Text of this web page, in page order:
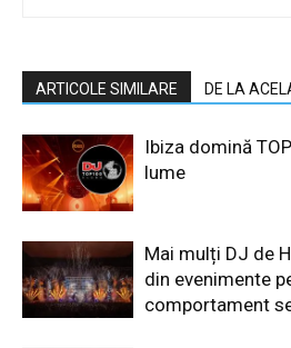
ARTICOLE SIMILARE DE LA
Ibiza domină
lume
Mai mulți DJ de
din evenimente
comportament